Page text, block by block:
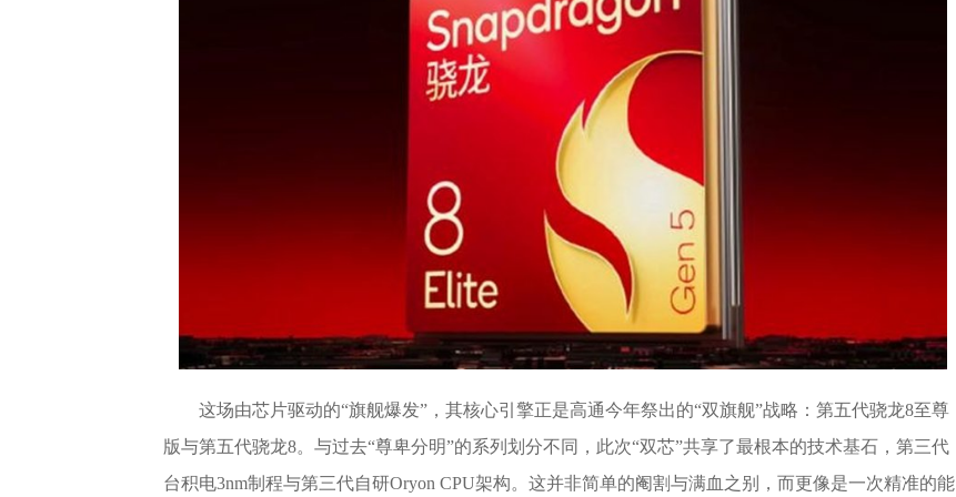
这场由芯片驱动的“旗舰爆发”，其核心引擎正是高通今年祭出的“双旗舰”战略：第五代骁龙8至尊
版与第五代骁龙8。与过去“尊卑分明”的系列划分不同，此次“双芯”共享了最根本的技术基石，第三代
台积电3nm制程与第三代自研Oryon CPU架构。这并非简单的阉割与满血之别，而更像是一次精准的能